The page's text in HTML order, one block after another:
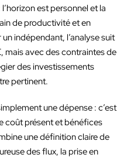
est personnel et la
de productivité et en
indépendant, l’analyse suit
mais avec des contraintes de
des investissements
pertinent.
une dépense : c’est
coût présent et bénéfices
une définition claire de
des flux, la prise en